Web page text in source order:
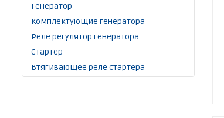
Генератор
Комплектующие генератора
Реле регулятор генератора
Стартер
Втягивающее реле стартера